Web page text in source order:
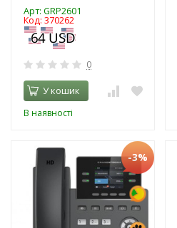
Арт: GRP2601
Код: 370262
0
У кошик
В наявності
-3%